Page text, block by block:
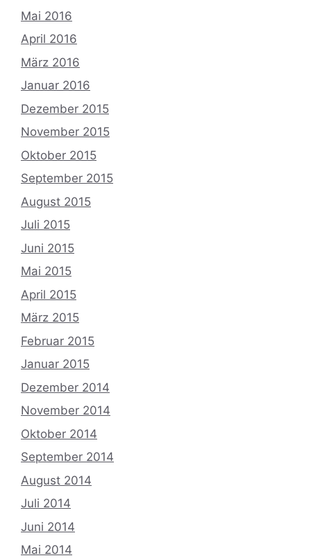
Mai 2016
April 2016
März 2016
Januar 2016
Dezember 2015
November 2015
Oktober 2015
September 2015
August 2015
Juli 2015
Juni 2015
Mai 2015
April 2015
März 2015
Februar 2015
Januar 2015
Dezember 2014
November 2014
Oktober 2014
September 2014
August 2014
Juli 2014
Juni 2014
Mai 2014